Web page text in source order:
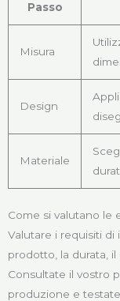
Passo
Misura
Design
Materiale
Come si valutano le
Valutare i requisiti di
prodotto, la durata,
Consultate il vostro
produzione e